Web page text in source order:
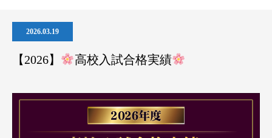
2026.03.19
【2026】 高校入試合格実績